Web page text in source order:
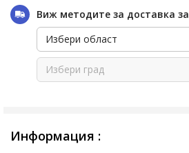
Виж методите за доставка за
Избери област
Избери град
Информация :